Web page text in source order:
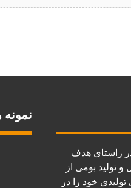
راستای هدف
تولید بومی از
تولیدی خود را در